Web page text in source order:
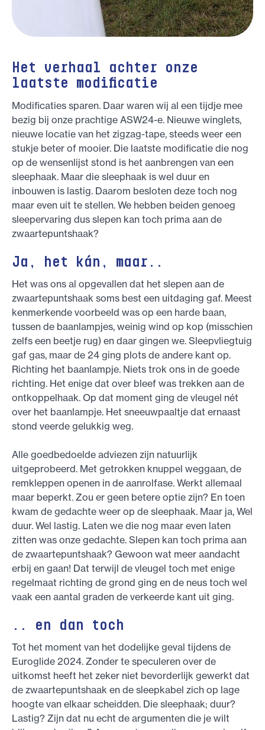
Het verhaal achter onze
laatste modificatie
Modificaties sparen. Daar waren wij al een tijdje mee
bezig bij onze prachtige ASW24-e. Nieuwe winglets,
nieuwe locatie van het zigzag-tape, steeds weer een
stukje beter of mooier. Die laatste modificatie die nog
op de wensenlijst stond is het aanbrengen van een
sleephaak. Maar die sleephaak is wel duur en
inbouwen is lastig. Daarom besloten deze toch nog
maar even uit te stellen. We hebben beiden genoeg
sleepervaring dus slepen kan toch prima aan de
zwaartepuntshaak?
Ja, het kán, maar..
Het was ons al opgevallen dat het slepen aan de
zwaartepuntshaak soms best een uitdaging gaf. Meest
kenmerkende voorbeeld was op een harde baan,
tussen de baanlampjes, weinig wind op kop (misschien
zelfs een beetje rug) en daar gingen we. Sleepvliegtuig
gaf gas, maar de 24 ging plots de andere kant op.
Richting het baanlampje. Niets trok ons in de goede
richting. Het enige dat over bleef was trekken aan de
ontkoppelhaak. Op dat moment ging de vleugel nét
over het baanlampje. Het sneeuwpaaltje dat ernaast
stond veerde gelukkig weg.
Alle goedbedoelde adviezen zijn natuurlijk
uitgeprobeerd. Met getrokken knuppel weggaan, de
remkleppen openen in de aanrolfase. Werkt allemaal
maar beperkt. Zou er geen betere optie zijn? En toen
kwam de gedachte weer op de sleephaak. Maar ja, Wel
duur. Wel lastig. Laten we die nog maar even laten
zitten was onze gedachte. Slepen kan toch prima aan
de zwaartepuntshaak? Gewoon wat meer aandacht
erbij en gaan! Dat terwijl de vleugel toch met enige
regelmaat richting de grond ging en de neus toch wel
vaak een aantal graden de verkeerde kant uit ging.
.. en dan toch
Tot het moment van het dodelijke geval tijdens de
Euroglide 2024. Zonder te speculeren over de
uitkomst heeft het zeker niet bevorderlijk gewerkt dat
de zwaartepuntshaak en de sleepkabel zich op lage
hoogte van elkaar scheidden. Die sleephaak; duur?
Lastig? Zijn dat nu echt de argumenten die je wilt